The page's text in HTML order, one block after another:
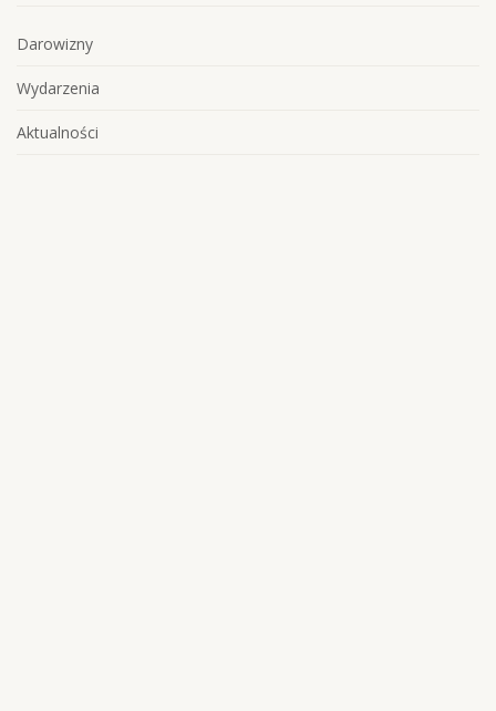
Darowizny
Wydarzenia
Aktualności